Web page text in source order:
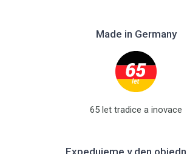
Made in Germany
65 let tradice a inovace
Expedujeme v den